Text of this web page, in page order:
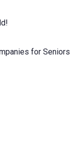
for Seniors